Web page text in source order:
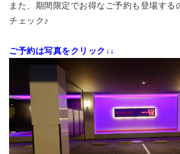
また、期間限定でお得なご予約も登場する
チェック♪
ご予約は写真をクリック↓↓